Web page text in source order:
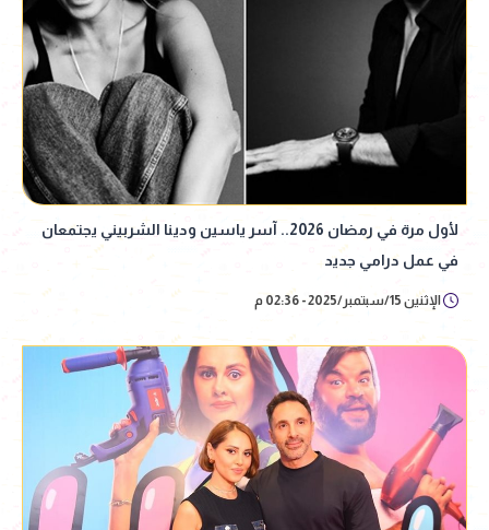
لأول مرة في رمضان 2026.. آسر ياسين ودينا الشربيني يجتمعان
في عمل درامي جديد
الإثنين 15/سبتمبر/2025 - 02:36 م